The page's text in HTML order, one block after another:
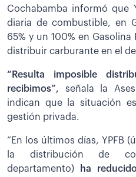
Cochabamba informó que
diaria de combustible, en
65% y un 100% en
distribuir carburante en el
“Resulta imposible
recibimos”, señala la
indican que la situación
gestión privada.
“En los últimos días, YPFB
la distribución de
departamento)
ha